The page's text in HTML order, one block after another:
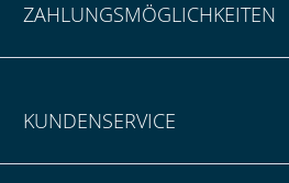
ZAHLUNGSMÖGLICHKEITEN
KUNDENSERVICE